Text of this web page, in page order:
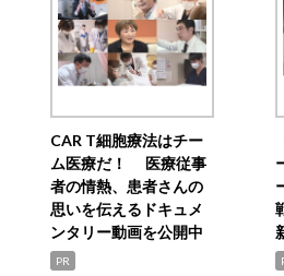
CAR T細胞療法はチー
ム医療だ！ 医療従事
者の情熱、患者さんの
思いを伝えるドキュメ
ンタリー動画を公開中
PR